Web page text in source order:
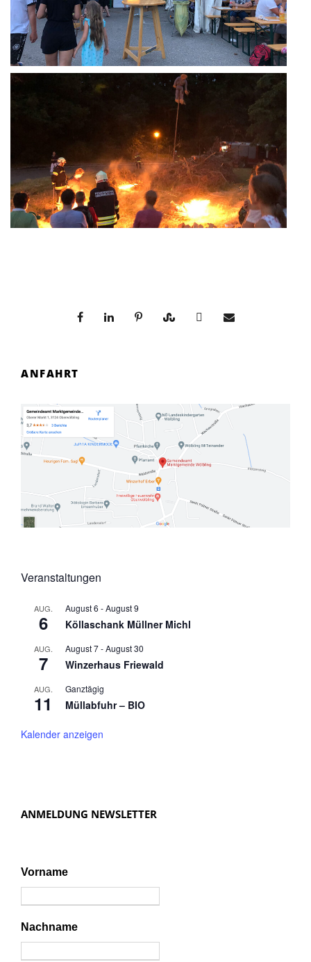
ANFAHRT
Veranstaltungen
AUG.
6
August 6 -August 9
Köllaschank Müllner Michl
AUG.
7
August 7-August 30
Winzerhaus Friewald
AUG.
11
Ganztägig
Müllabfuhr – BIO
Kalender anzeigen
ANMELDUNG NEWSLETTER
Vorname
Nachname